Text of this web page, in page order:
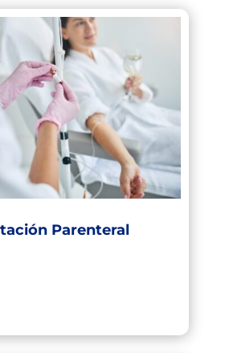
Parenteral